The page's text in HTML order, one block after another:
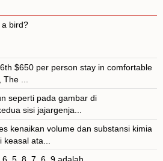
a bird?
$650 per person stay in comfortable
...
seperti pada gambar di
sisi jajargenja...
kenaikan volume dan substansi kimia
ata...
5, 8, 7, 6, 9 adalah .......